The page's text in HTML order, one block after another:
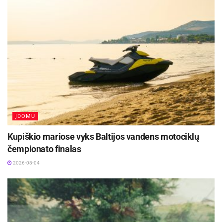
ir pasaulio greičio automodelių čempionatas
Matematikos pamokose mokytoja metodininkė
Laima Užkuraitienė mokė vaikus apskaičiuoti
stačiakampio,
ĮDOMU
Kupiškio mariose vyks Baltijos vandens motociklų
čempionato finalas
2026-08-04